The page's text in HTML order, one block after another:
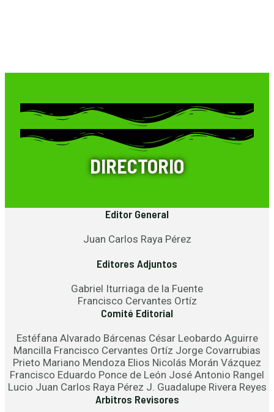
DIRECTORIO
Editor General
Juan Carlos Raya Pérez
Editores Adjuntos
Gabriel Iturriaga de la Fuente
Francisco Cervantes Ortíz
Comité Editorial
Estéfana Alvarado Bárcenas César Leobardo Aguirre
Mancilla Francisco Cervantes Ortíz Jorge Covarrubias
Prieto Mariano Mendoza Elios Nicolás Morán Vázquez
Francisco Eduardo Ponce de León José Antonio Rangel
Lucio Juan Carlos Raya Pérez J. Guadalupe Rivera Reyes
Arbitros Revisores